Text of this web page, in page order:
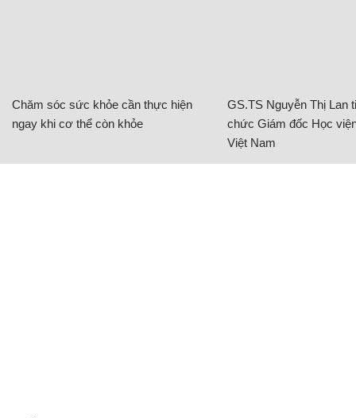
Chăm sóc sức khỏe cần thực hiện
ngay khi cơ thể còn khỏe
GS.TS Nguyễn Thị Lan
chức Giám đốc Học
Việt Nam